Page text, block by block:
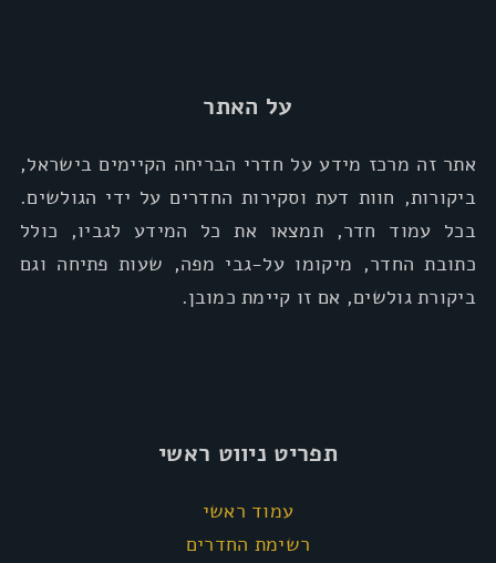
על האתר
אתר זה מרכז מידע על חדרי הבריחה הקיימים בישראל,
ביקורות, חוות דעת וסקירות החדרים על ידי הגולשים.
בכל עמוד חדר, תמצאו את כל המידע לגביו, כולל
כתובת החדר, מיקומו על-גבי מפה, שעות פתיחה וגם
ביקורת גולשים, אם זו קיימת כמובן.
תפריט ניווט ראשי
עמוד ראשי
רשימת החדרים